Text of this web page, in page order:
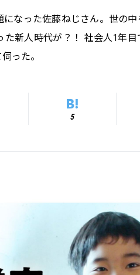
になった佐藤ねじさん。世の
新人時代が？！ 社会人1年目
った。
5